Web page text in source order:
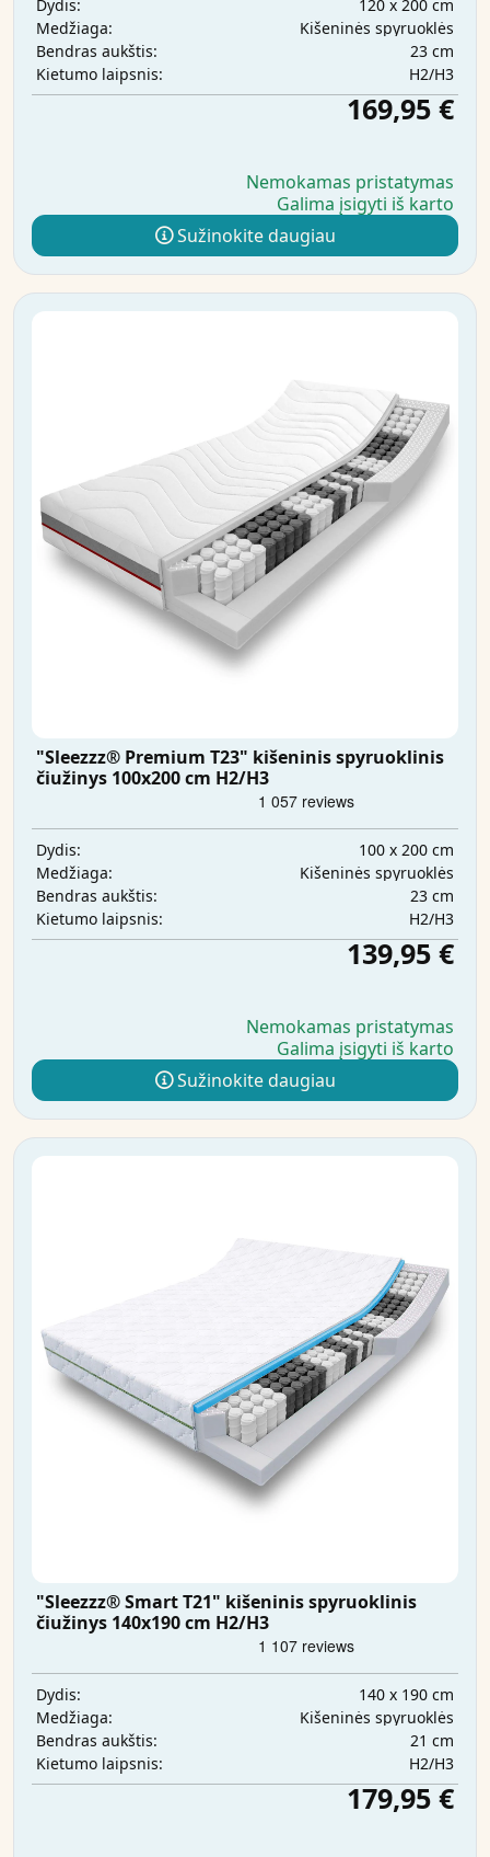
Dydis:
120 x 200 cm
Medžiaga:
Kišeninės spyruoklės
Bendras aukštis:
23 cm
Kietumo laipsnis:
H2/H3
169,95 €
Nemokamas pristatymas
Galima įsigyti iš karto
Sužinokite daugiau
"Sleezzz® Premium T23" kišeninis spyruoklinis
čiužinys 100x200 cm H2/H3
Dydis:
100 x 200 cm
Medžiaga:
Kišeninės spyruoklės
Bendras aukštis:
23 cm
Kietumo laipsnis:
H2/H3
139,95 €
Nemokamas pristatymas
Galima įsigyti iš karto
Sužinokite daugiau
"Sleezzz® Smart T21" kišeninis spyruoklinis
čiužinys 140x190 cm H2/H3
Dydis:
140 x 190 cm
Medžiaga:
Kišeninės spyruoklės
Bendras aukštis:
21 cm
Kietumo laipsnis:
H2/H3
179,95 €